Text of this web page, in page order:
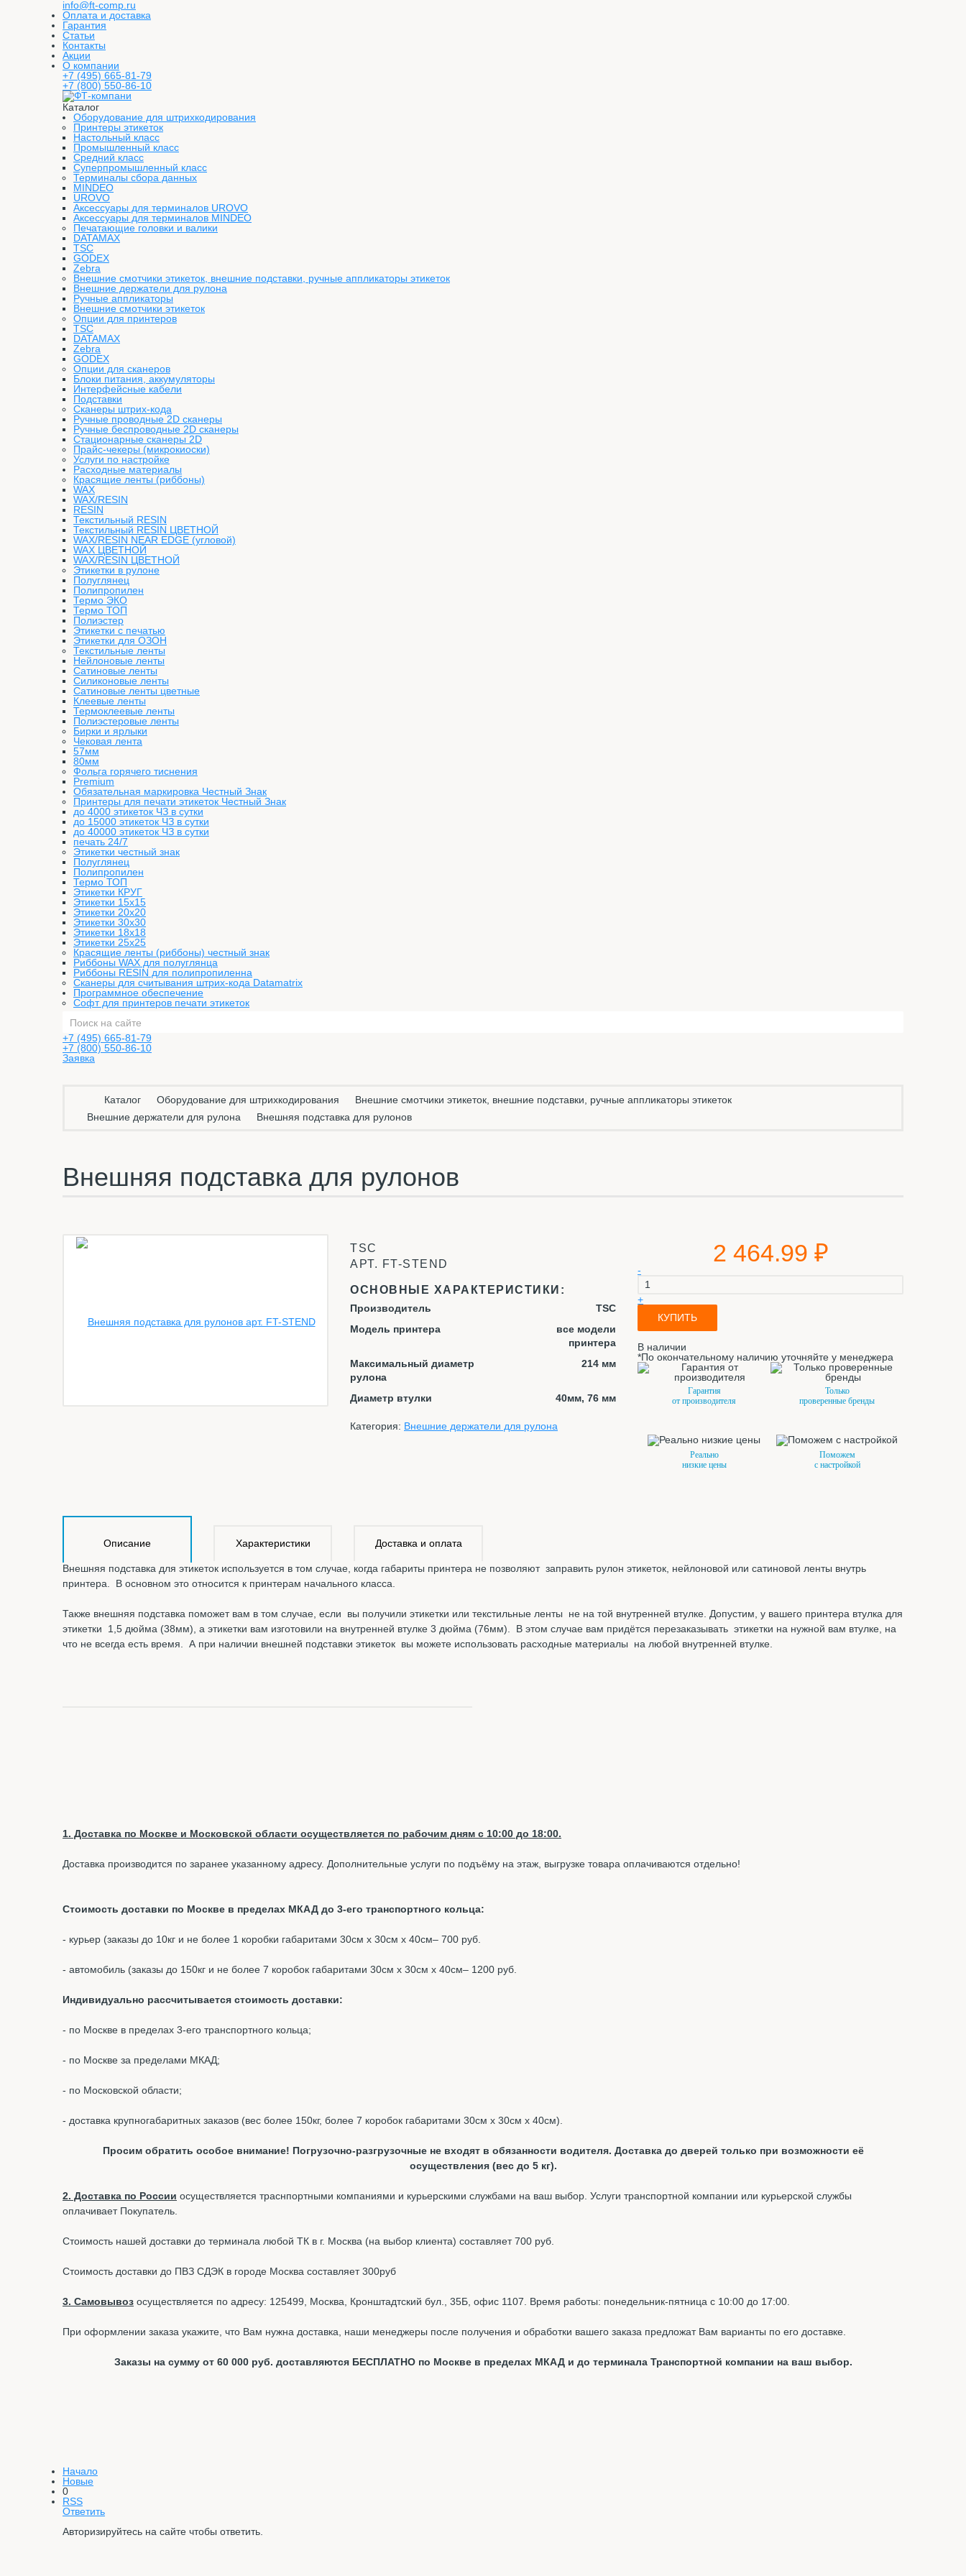
info@ft-comp.ru
Оплата и доставка
Гарантия
Статьи
Контакты
Акции
О компании
+7 (495) 665-81-79
+7 (800) 550-86-10
Каталог
Оборудование для штрихкодирования
Принтеры этикеток
Настольный класс
Промышленный класс
Средний класс
Суперпромышленный класс
Терминалы сбора данных
MINDEO
UROVO
Аксессуары для терминалов UROVO
Аксессуары для терминалов MINDEO
Печатающие головки и валики
DATAMAX
TSC
GODEX
Zebra
Внешние смотчики этикеток, внешние подставки, ручные аппликаторы этикеток
Внешние держатели для рулона
Ручные аппликаторы
Внешние смотчики этикеток
Опции для принтеров
TSC
DATAMAX
Zebra
GODEX
Опции для сканеров
Блоки питания, аккумуляторы
Интерфейсные кабели
Подставки
Сканеры штрих-кода
Ручные проводные 2D сканеры
Ручные беспроводные 2D сканеры
Стационарные сканеры 2D
Прайс-чекеры (микрокиоски)
Услуги по настройке
Расходные материалы
Красящие ленты (риббоны)
WAX
WAX/RESIN
RESIN
Текстильный RESIN
Текстильный RESIN ЦВЕТНОЙ
WAX/RESIN NEAR EDGE (угловой)
WAX ЦВЕТНОЙ
WAX/RESIN ЦВЕТНОЙ
Этикетки в рулоне
Полуглянец
Полипропилен
Термо ЭКО
Термо ТОП
Полиэстер
Этикетки с печатью
Этикетки для ОЗОН
Текстильные ленты
Нейлоновые ленты
Сатиновые ленты
Силиконовые ленты
Сатиновые ленты цветные
Клеевые ленты
Термоклеевые ленты
Полиэстеровые ленты
Бирки и ярлыки
Чековая лента
57мм
80мм
Фольга горячего тиснения
Premium
Обязательная маркировка Честный Знак
Принтеры для печати этикеток Честный Знак
до 4000 этикеток ЧЗ в сутки
до 15000 этикеток ЧЗ в сутки
до 40000 этикеток ЧЗ в сутки
печать 24/7
Этикетки честный знак
Полуглянец
Полипропилен
Термо ТОП
Этикетки КРУГ
Этикетки 15х15
Этикетки 20х20
Этикетки 30х30
Этикетки 18х18
Этикетки 25х25
Красящие ленты (риббоны) честный знак
Риббоны WAX для полуглянца
Риббоны RESIN для полипропиленна
Сканеры для считывания штрих-кода Datamatrix
Программное обеспечение
Софт для принтеров печати этикеток
+7 (495) 665-81-79
+7 (800) 550-86-10
Заявка
Каталог Оборудование для штрихкодирования
Внешние смотчики этикеток, внешние подставки, ручные аппликаторы этикеток
Внешние держатели для рулона
Внешняя подставка для рулонов
Внешняя подставка для рулонов
TSC
АРТ. FT-STEND
ОСНОВНЫЕ ХАРАКТЕРИСТИКИ:
Производитель
TSC
Модель принтера
все модели
принтера
Максимальный диаметр
рулона
214 мм
Диаметр втулки 40мм, 76 мм
Категория: Внешние держатели для рулона
2 464.99 ₽
-
+
КУПИТЬ
В наличии
*По окончательному наличию уточняйте у менеджера
Гарантия
от производителя
Только
проверенные бренды
Реально
низкие цены
Поможем
с настройкой
Описание Характеристики Доставка и оплата
Внешняя подставка для этикеток используется в том случае, когда габариты принтера не позволяют заправить рулон этикеток, нейлоновой или сатиновой ленты внутрь
принтера. В основном это относится к принтерам начального класса.
Также внешняя подставка поможет вам в том случае, если вы получили этикетки или текстильные ленты не на той внутренней втулке. Допустим, у вашего принтера втулка для
этикетки 1,5 дюйма (38мм), а этикетки вам изготовили на внутренней втулке 3 дюйма (76мм). В этом случае вам придётся перезаказывать этикетки на нужной вам втулке, на
что не всегда есть время. А при наличии внешней подставки этикеток вы можете использовать расходные материалы на любой внутренней втулке.
1. Доставка по Москве и Московской области осуществляется по рабочим дням с 10:00 до 18:00.
Доставка производится по заранее указанному адресу. Дополнительные услуги по подъёму на этаж, выгрузке товара оплачиваются отдельно!
Стоимость доставки по Москве в пределах МКАД до 3-его транспортного кольца:
- курьер (заказы до 10кг и не более 1 коробки габаритами 30см х 30см х 40см– 700 руб.
- автомобиль (заказы до 150кг и не более 7 коробок габаритами 30см х 30см х 40см– 1200 руб.
Индивидуально рассчитывается стоимость доставки:
- по Москве в пределах 3-его транспортного кольца;
- по Москве за пределами МКАД;
- по Московской области;
- доставка крупногабаритных заказов (вес более 150кг, более 7 коробок габаритами 30см х 30см х 40см).
Просим обратить особое внимание! Погрузочно-разгрузочные не входят в обязанности водителя. Доставка до дверей только при возможности её
осуществления (вес до 5 кг).
2. Доставка по России осуществляется траснпортными компаниями и курьерскими службами на ваш выбор. Услуги транспортной компании или курьерской службы
оплачивает Покупатель.
Стоимость нашей доставки до терминала любой ТК в г. Москва (на выбор клиента) составляет 700 руб.
Стоимость доставки до ПВЗ СДЭК в городе Москва составляет 300руб
3. Самовывоз осуществляется по адресу: 125499, Москва, Кронштадтский бул., 35Б, офис 1107. Время работы: понедельник-пятница с 10:00 до 17:00.
При оформлении заказа укажите, что Вам нужна доставка, наши менеджеры после получения и обработки вашего заказа предложат Вам варианты по его доставке.
Заказы на сумму от 60 000 руб. доставляются БЕСПЛАТНО по Москве в пределах МКАД и до терминала Транспортной компании на ваш выбор.
Начало
Новые
0
RSS
Ответить
Авторизируйтесь на сайте чтобы ответить.